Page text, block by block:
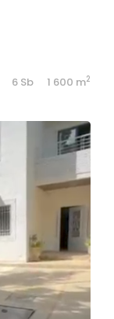
6 Sb 1 600 m2